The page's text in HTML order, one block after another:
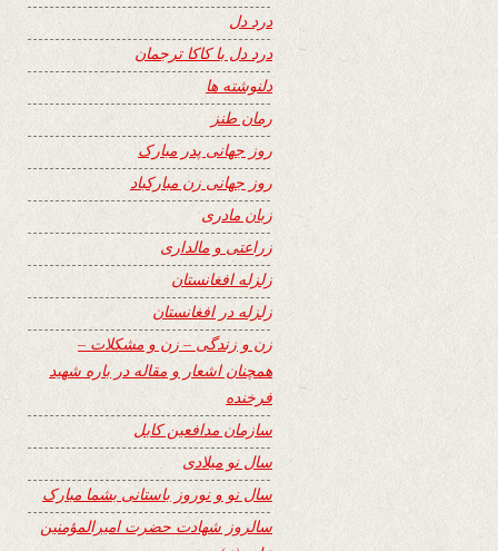
درد دل
درد دل با کاکا ترجمان
دلنوشته ها
رمان طنز
روز جهانی پدر مبارک
روز جهانی زن مبارکباد
زبان مادری
زراعتی و مالداری
زلزله افغانستان
زلزله در افغانستان
زن و زندگی – زن و مشکلات –
همچنان اشعار و مقاله در باره شهید
فرخنده
سازمان مدافعین کابل
سال نو میلادی
سال نو و نوروز باستانی بشما مبارک
سالروز شهادت حضرت امیرالمؤمنین